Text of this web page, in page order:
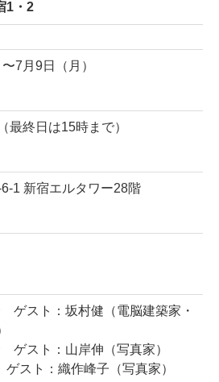
1・2
7月9日（月）
最終日は15時まで）
1 新宿エルタワー28階
ゲスト：坂村健（電脳建築家・
スト：山岸伸（写真家）
スト：織作峰子（写真家）